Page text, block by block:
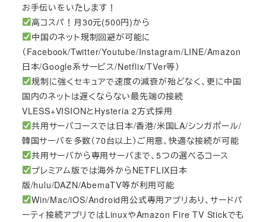
お手伝いをいたします！
高コスパ！月30元(500円)から
中国のネット規制回避が可能に
（Facebook/Twitter/Youtube/Instagram/LINE/Amazon
日本/Google系サービス/Netflix/TVer等）
規制に強くセキュアで速度の減衰が殆どなく、更に中国
国内のネットは遅くならない最先端の接続
VLESS+VISIONとHysteria 2方式採用
共用サーバコースでは日本/香港/米国LA/シンガポール/
韓国サーバを多数（70台以上）ご用意、快適な接続が可能
共用サーバから専用サーバまで、5つの選べるコース
プレミアム版では海外からNETFLIX日本
版/hulu/DAZN/AbemaTV等が利用可能
Win/Mac/iOS/Android用公式専用アプリあり、サードパ
ーティ接続アプリではLinuxやAmazon Fire TV Stickでも